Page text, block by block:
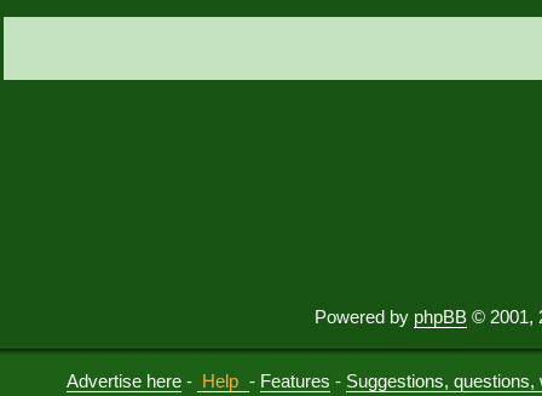
Powered by phpBB © 2001,
Advertise here - Help - Features - Suggestions,